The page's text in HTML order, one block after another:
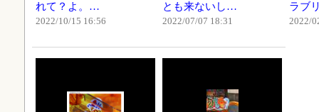
れて？よ。…
2022/10/15 16:56
とも来ないし…
2022/07/07 18:31
ラブ
2022/